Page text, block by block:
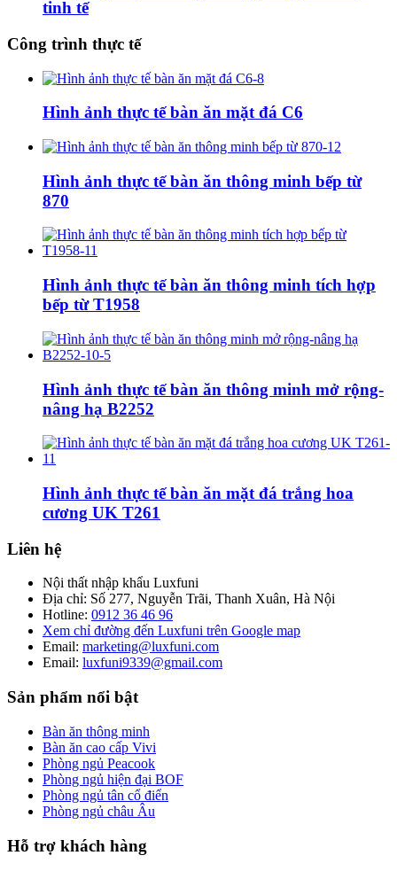
tinh tế
Công trình thực tế
Hình ảnh thực tế bàn ăn mặt đá C6
Hình ảnh thực tế bàn ăn thông minh bếp từ
870
Hình ảnh thực tế bàn ăn thông minh tích hợp
bếp từ T1958
Hình ảnh thực tế bàn ăn thông minh mở rộng-
nâng hạ B2252
Hình ảnh thực tế bàn ăn mặt đá trắng hoa
cương UK T261
Liên hệ
Nội thất nhập khẩu Luxfuni
Địa chỉ: Số 277, Nguyễn Trãi, Thanh Xuân, Hà Nội
Hotline: 0912 36 46 96
Xem chỉ đường đến Luxfuni trên Google map
Email: marketing@luxfuni.com
Email: luxfuni9339@gmail.com
Sản phẩm nổi bật
Bàn ăn thông minh
Bàn ăn cao cấp Vivi
Phòng ngủ Peacook
Phòng ngủ hiện đại BOF
Phòng ngủ tân cổ điển
Phòng ngủ châu Âu
Hỗ trợ khách hàng